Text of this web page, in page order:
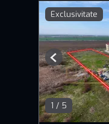
Exclusivitate
1 / 5
Previous